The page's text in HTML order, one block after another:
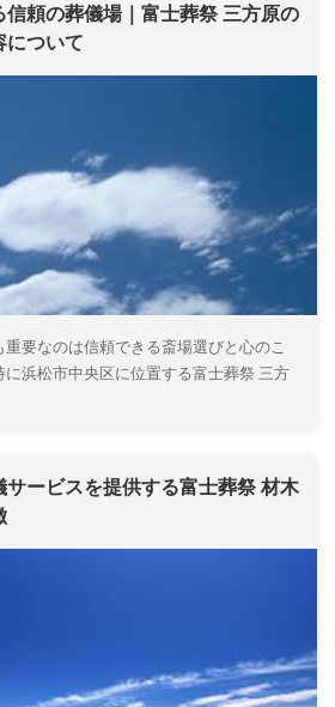
頼の葬儀場｜富士葬祭 三方原の
について
要なのは信頼できる斎場選びと心のこ
に浜松市中央区に位置する富士葬祭 三方
ービスを提供する富士葬祭 材木